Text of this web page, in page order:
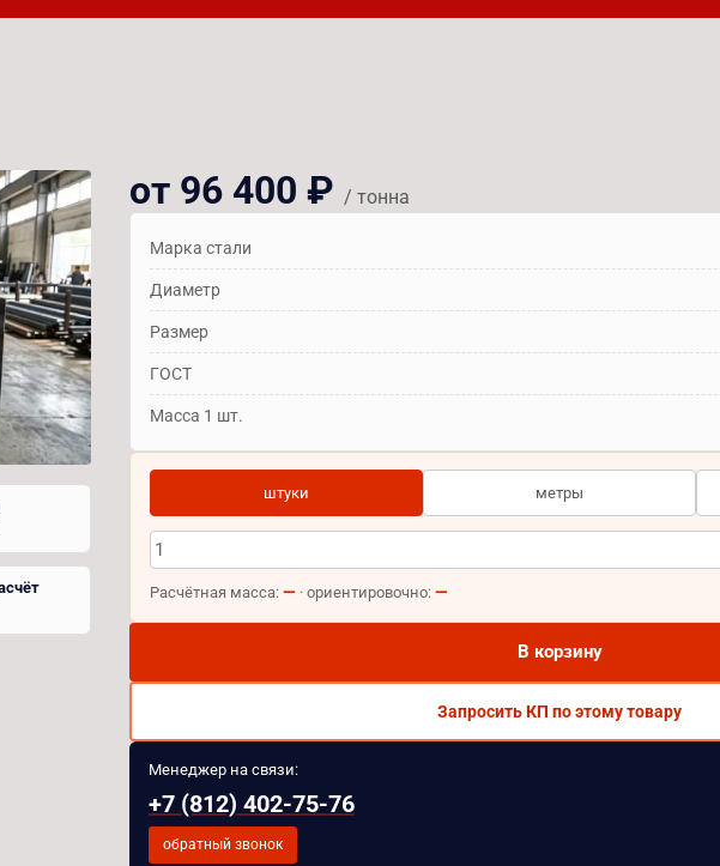
от 96 400 ₽ / тонна
Марка стали
Диаметр
Размер
ГОСТ
Масса 1 шт.
штуки метры
Расчётная масса: — · ориентировочно: —
В корзину
Запросить КП по этому товару
Менеджер на связи:
+7 (812) 402-75-76
обратный звонок